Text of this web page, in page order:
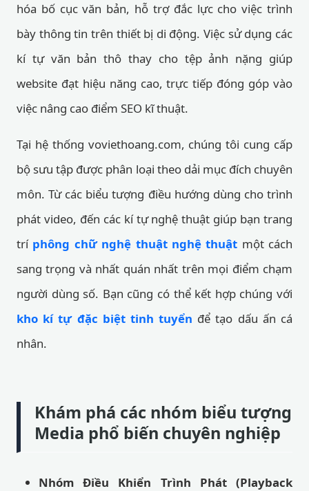
hóa bố cục văn bản, hỗ trợ đắc lực cho việc trình
bày thông tin trên thiết bị di động. Việc sử dụng các
kí tự văn bản thô thay cho tệp ảnh nặng giúp
website đạt hiệu năng cao, trực tiếp đóng góp vào
việc nâng cao điểm SEO kĩ thuật.
Tại hệ thống voviethoang.com, chúng tôi cung cấp
bộ sưu tập được phân loại theo dải mục đích chuyên
môn. Từ các biểu tượng điều hướng dùng cho trình
phát video, đến các kí tự nghệ thuật giúp bạn trang
trí phông chữ nghệ thuật nghệ thuật một cách
sang trọng và nhất quán nhất trên mọi điểm chạm
người dùng số. Bạn cũng có thể kết hợp chúng với
kho kí tự đặc biệt tinh tuyển để tạo dấu ấn cá
nhân.
Khám phá các nhóm biểu tượng
Media phổ biến chuyên nghiệp
Nhóm Điều Khiển Trình Phát (Playback